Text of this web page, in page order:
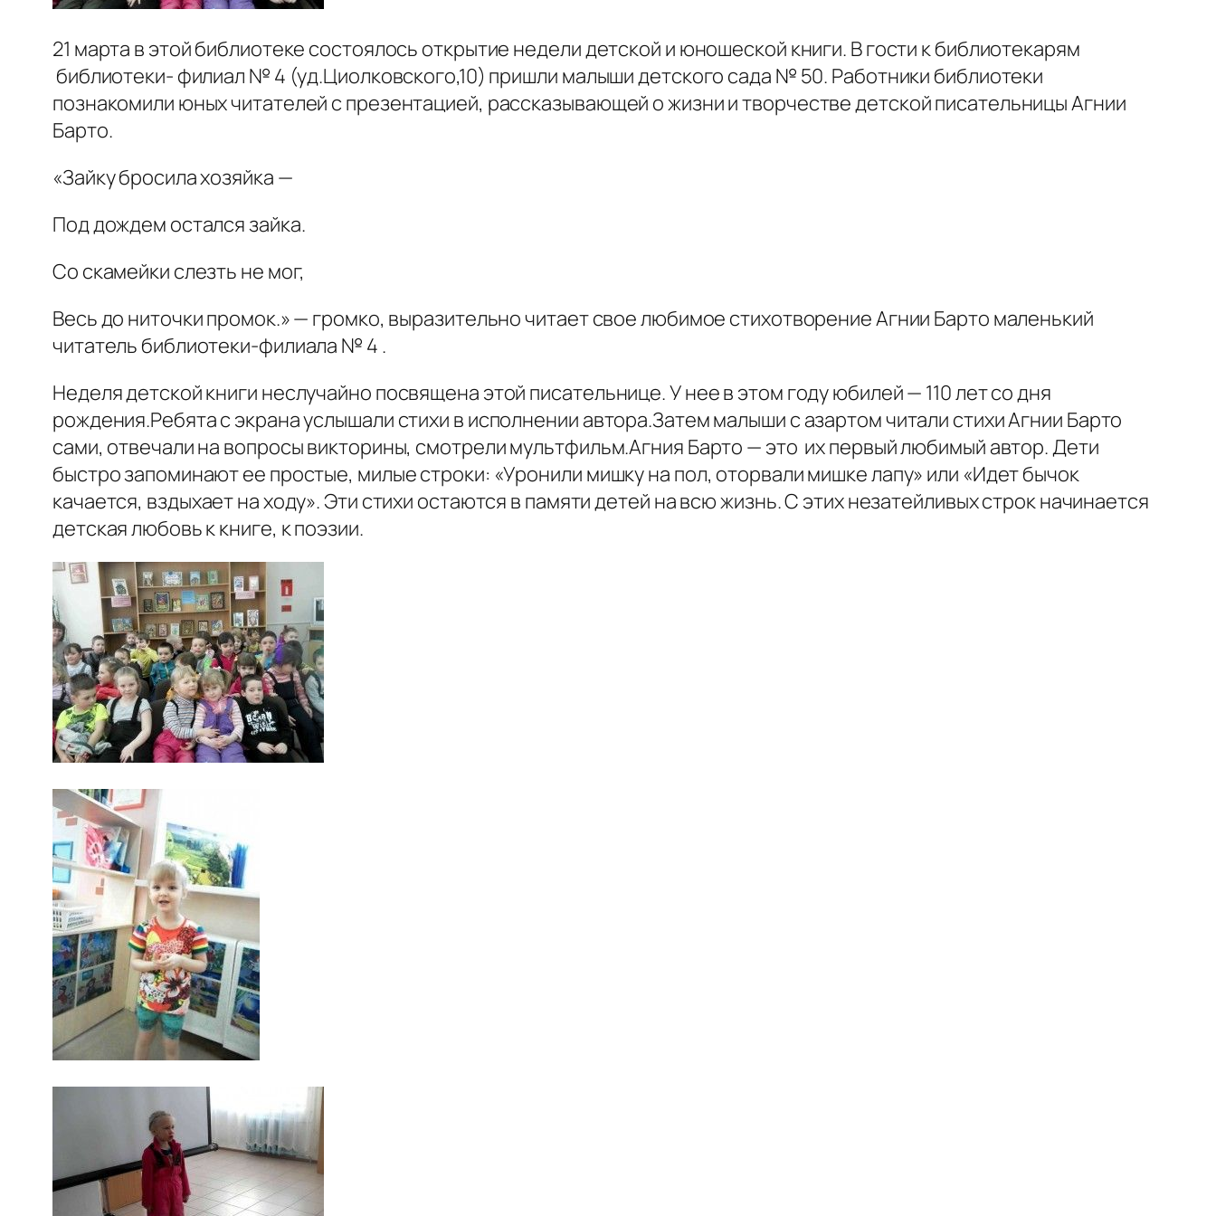
21 марта в этой библиотеке состоялось открытие недели детской и юношеской книги. В гости к библиотекарям
библиотеки- филиал № 4 (уд.Циолковского,10) пришли малыши детского сада № 50. Работники библиотеки
познакомили юных читателей с презентацией, рассказывающей о жизни и творчестве детской писательницы Агнии
Барто.
«Зайку бросила хозяйка —
Под дождем остался зайка.
Со скамейки слезть не мог,
Весь до ниточки промок.» — громко, выразительно читает свое любимое стихотворение Агнии Барто маленький
читатель библиотеки-филиала № 4 .
Неделя детской книги неслучайно посвящена этой писательнице. У нее в этом году юбилей — 110 лет со дня
рождения.Ребята с экрана услышали стихи в исполнении автора.Затем малыши с азартом читали стихи Агнии Барто
сами, отвечали на вопросы викторины, смотрели мультфильм.Агния Барто — это их первый любимый автор. Дети
быстро запоминают ее простые, милые строки: «Уронили мишку на пол, оторвали мишке лапу» или «Идет бычок
качается, вздыхает на ходу». Эти стихи остаются в памяти детей на всю жизнь. С этих незатейливых строк начинается
детская любовь к книге, к поэзии.